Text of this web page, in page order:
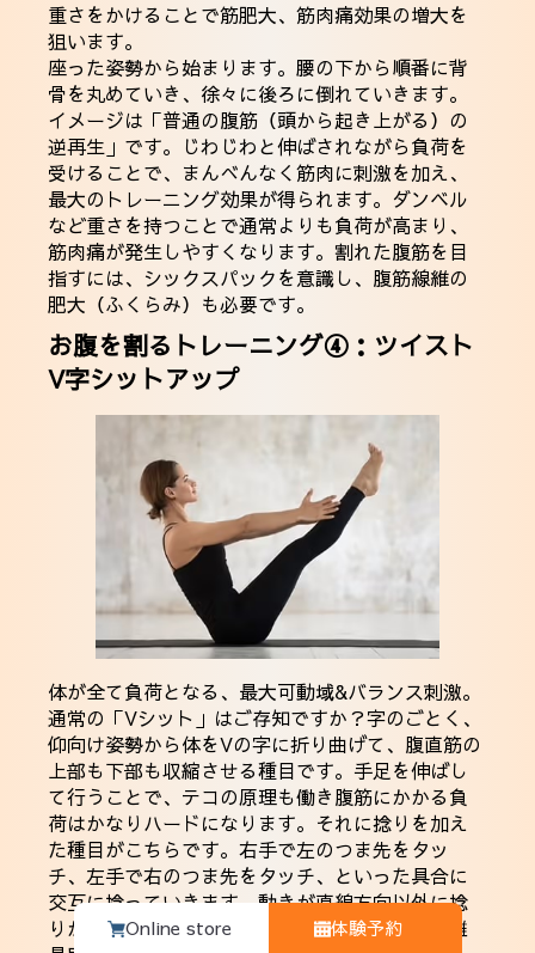
重さをかけることで筋肥大、筋肉痛効果の増大を
狙います。
座った姿勢から始まります。腰の下から順番に背
骨を丸めていき、徐々に後ろに倒れていきます。
イメージは「普通の腹筋（頭から起き上がる）の
逆再生」です。じわじわと伸ばされながら負荷を
受けることで、まんべんなく筋肉に刺激を加え、
最大のトレーニング効果が得られます。ダンベル
など重さを持つことで通常よりも負荷が高まり、
筋肉痛が発生しやすくなります。割れた腹筋を目
指すには、シックスパックを意識し、腹筋線維の
肥大（ふくらみ）も必要です。
お腹を割るトレーニング④：ツイスト
V字シットアップ
体が全て負荷となる、最大可動域&バランス刺激。
通常の「Vシット」はご存知ですか？字のごとく、
仰向け姿勢から体をVの字に折り曲げて、腹直筋の
上部も下部も収縮させる種目です。手足を伸ばし
て行うことで、テコの原理も働き腹筋にかかる負
荷はかなりハードになります。それに捻りを加え
た種目がこちらです。右手で左のつま先をタッ
チ、左手で右のつま先をタッチ、といった具合に
交互に捻っていきます。動きが直線方向以外に捻
りが加わっているので、バランスも必要とし、難
Online store 体験予約